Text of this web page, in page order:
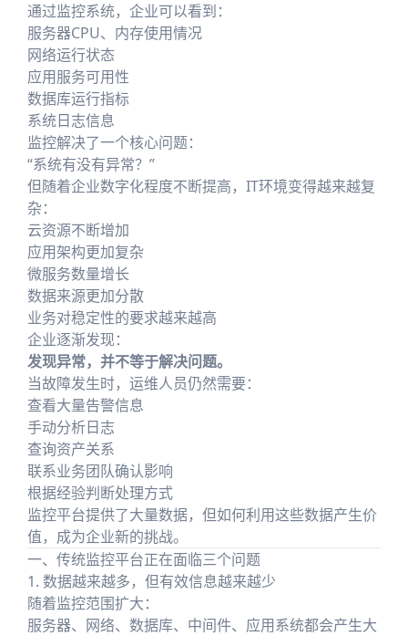
通过监控系统，企业可以看到：
服务器CPU、内存使用情况
网络运行状态
应用服务可用性
数据库运行指标
系统日志信息
监控解决了一个核心问题：
“系统有没有异常？”
但随着企业数字化程度不断提高，IT环境变得越来越复
杂：
云资源不断增加
应用架构更加复杂
微服务数量增长
数据来源更加分散
业务对稳定性的要求越来越高
企业逐渐发现：
发现异常，并不等于解决问题。
当故障发生时，运维人员仍然需要：
查看大量告警信息
手动分析日志
查询资产关系
联系业务团队确认影响
根据经验判断处理方式
监控平台提供了大量数据，但如何利用这些数据产生价
值，成为企业新的挑战。
一、传统监控平台正在面临三个问题
1. 数据越来越多，但有效信息越来越少
随着监控范围扩大：
服务器、网络、数据库、中间件、应用系统都会产生大